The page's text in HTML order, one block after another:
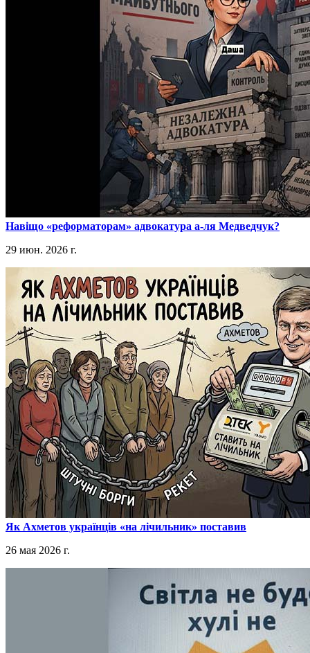
​Навіщо «реформаторам» адвокатура а-ля Медведчук?
29 июн. 2026 г.
​Як Ахметов українців «на лічильник» поставив
26 мая 2026 г.